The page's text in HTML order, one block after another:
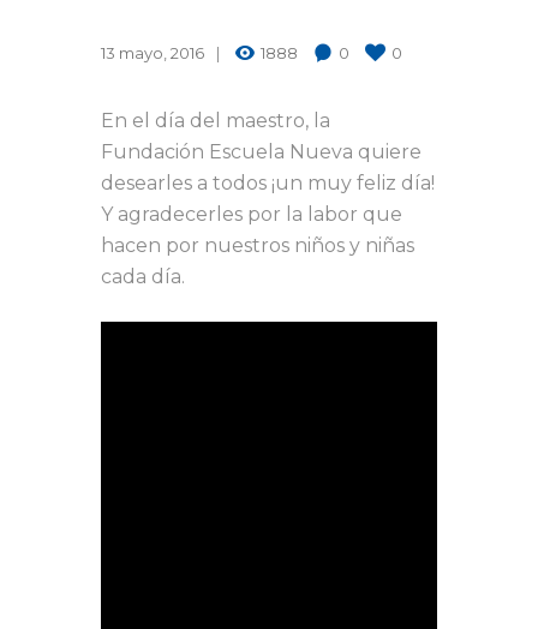
13 mayo, 2016 1888 0 0
En el día del maestro, la
Fundación Escuela Nueva quiere
desearles a todos ¡un muy feliz día!
Y agradecerles por la labor que
hacen por nuestros niños y niñas
cada día.